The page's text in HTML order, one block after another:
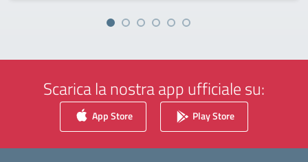
Scarica la nostra app ufficiale su:
App Store Play Store